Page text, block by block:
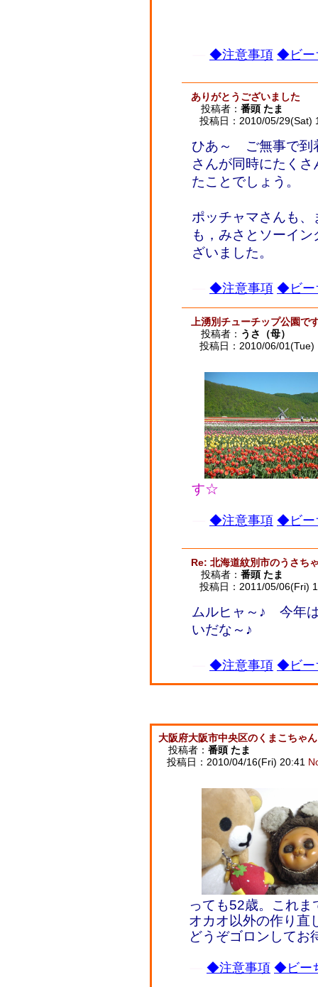
◆注意事項 ◆ビー
ありがとうございました
投稿者： 番頭 たま
投稿日：2010/05/29(Sat)
ひあ～ ご無事で到
さんが同時にたく
たことでしょう。
ポッチャマさんも
も，みさとソーイ
ざいました。
◆注意事項 ◆ビー
上湧別チューチップ公園で
投稿者： うさ（母）
投稿日：2010/06/
す☆
◆注意事項 ◆ビー
Re: 北海道紋別市のうさち
投稿者： 番頭 たま
投稿日：2011/05/06(Fri)
ムルヒャ～♪ 今年
いだな～♪
◆注意事項 ◆ビー
大阪府大阪市中央区のくまこちゃん
投稿者： 番頭 たま
投稿日：2010/04/16(Fri) 20:41
っても52歳。これ
オカオ以外の作り直
どうぞゴロンしてお
◆注意事項 ◆ビー